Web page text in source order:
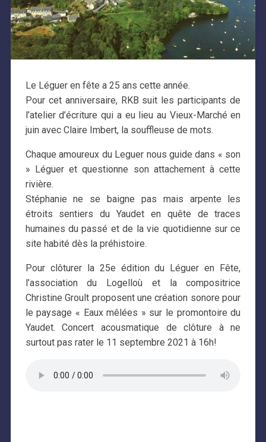
Le Léguer en fête a 25 ans cette année.
Pour cet anniversaire, RKB suit les participants de
l’atelier d’écriture qui a eu lieu au Vieux-Marché en
juin avec Claire Imbert, la souffleuse de mots.
Chaque amoureux du Leguer nous guide dans « son
» Léguer et questionne son attachement à cette
rivière.
Stéphanie ne se baigne pas mais arpente les
étroits sentiers du Yaudet en quête de traces
humaines du passé et de la vie quotidienne sur ce
site habité dès la préhistoire.
Pour clôturer la 25e édition du Léguer en Fête,
l’association du Logelloù et la compositrice
Christine Groult proposent une création sonore pour
le paysage « Eaux mêlées » sur le promontoire du
Yaudet. Concert acousmatique de clôture à ne
surtout pas rater le 11 septembre 2021 à 16h!